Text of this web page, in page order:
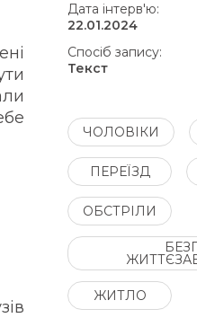
Дата інтерв'ю:
22.01.2024
Спосіб запису:
Текст
ЧОЛОВІКИ
ПЕРЕЇЗД
ОБСТРІЛИ
ЖИТЛО